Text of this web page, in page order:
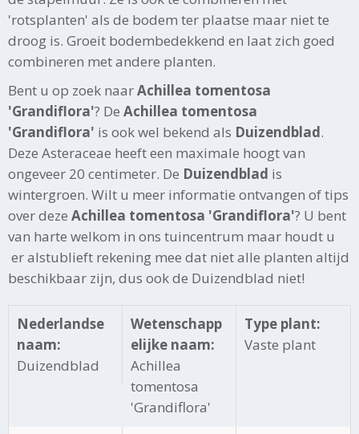
'rotsplanten' als de bodem ter plaatse maar niet te
droog is. Groeit bodembedekkend en laat zich goed
combineren met andere planten.
Bent u op zoek naarAchillea tomentosa
'Grandiflora'? De Achillea tomentosa
'Grandiflora' is ook wel bekend als Duizendblad.
Deze Asteraceae heeft een maximale hoogt van
ongeveer 20 centimeter. De Duizendblad is
wintergroen. Wilt u meer informatie ontvangen of tips
over deze Achillea tomentosa 'Grandiflora'? U bent
van harte welkom in ons tuincentrum maar houdt u
er alstublieft rekening mee dat niet alle planten altijd
beschikbaar zijn, dus ook de Duizendblad niet!
Nederlandse
naam:
Duizendblad
Wetenschapp
elijke naam:
Achillea
tomentosa
'Grandiflora'
Type plant:
Vaste plant